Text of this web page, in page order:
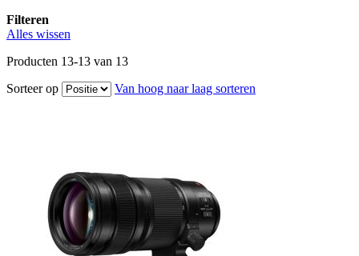
Filteren
Alles wissen
Producten 13-13 van 13
Sorteer op
Van hoog naar laag sorteren